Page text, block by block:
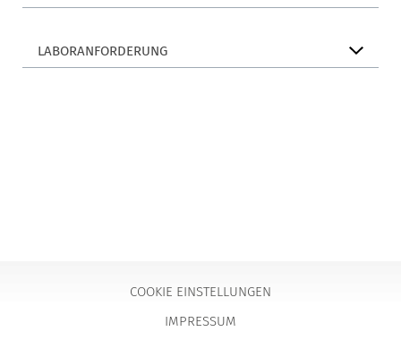
LABORANFORDERUNG
COOKIE EINSTELLUNGEN
IMPRESSUM